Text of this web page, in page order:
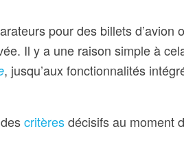
pour des billets
Il y a une raison simple à
, jusqu’aux fonctionnalités
descritèresdécisifs au moment